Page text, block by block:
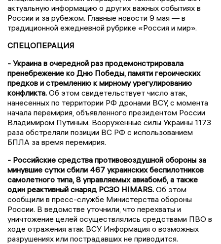
актуальную информацию о других важных событиях в
России и за рубежом. Главные новости 9 мая — в
традиционной ежедневной рубрике «Россия и мир».
СПЕЦОПЕРАЦИЯ
- Украина в очередной раз продемонстрировала
пренебрежение ко Дню Победы, памяти героических
предков и стремлению к мирному урегулированию
конфликта. Об этом свидетельствует число атак,
нанесенных по территории РФ дронами ВСУ, с момента
начала перемирия, объявленного президентом России
Владимиром Путиным. Вооруженные силы Украины 1173
раза обстреляли позиции ВС РФ с использованием
БПЛА за время перемирия.
- Российские средства противовоздушной обороны за
минувшие сутки сбили 467 украинских беспилотников
самолетного типа, 8 управляемых авиабомб, а также
один реактивный снаряд РСЗО HIMARS. Об этом
сообщили в пресс-службе Министерства обороны
России. В ведомстве уточнили, что перехваты и
уничтожение целей осуществлялись средствами ПВО в
ходе отражения атак ВСУ. Информация о возможных
разрушениях или пострадавших не приводится.